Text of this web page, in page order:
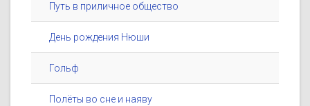
Путь в приличное общество
День рождения Нюши
Гольф
Полёты во сне и наяву